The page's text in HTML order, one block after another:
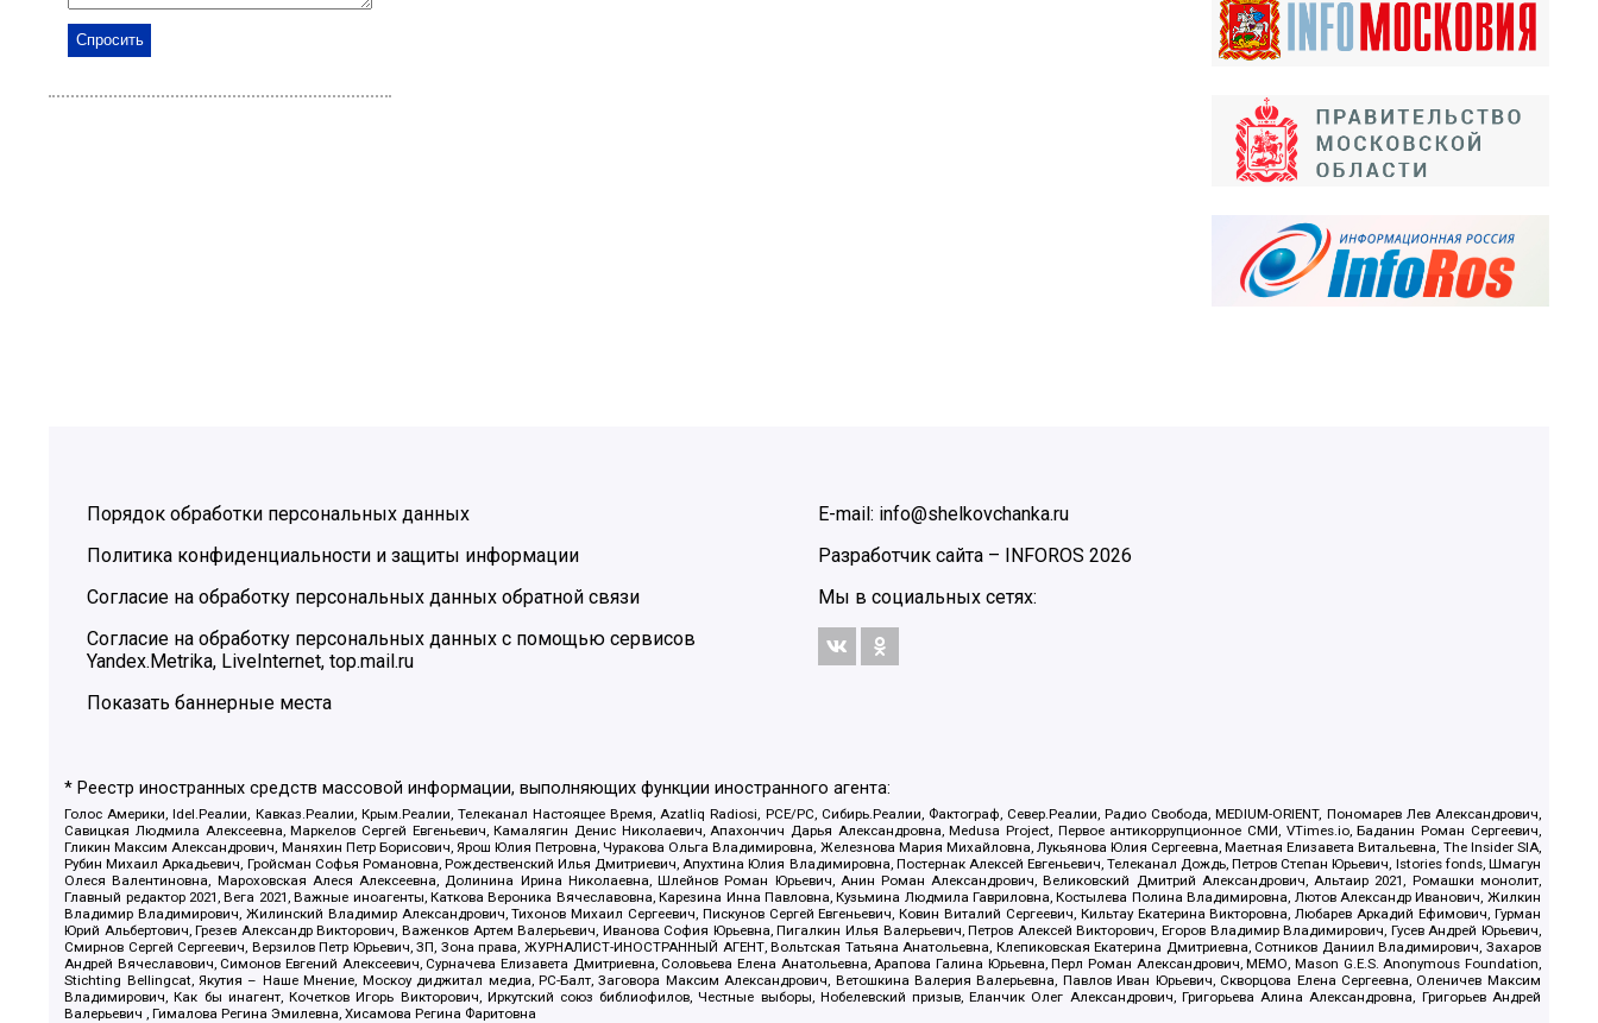
Порядок обработки персональных данных
Политика конфиденциальности и защиты информации
Согласие на обработку персональных данных обратной связи
Согласие на обработку персональных данных с помощью сервисов
Yandex.Metrika, LiveInternet, top.mail.ru
Показать баннерные места
E-mail: info@shelkovchanka.ru
Разработчик сайта –
INFOROS 2026
Мы в социальных сетях:
* Реестр иностранных средств массовой информации, выполняющих функции иностранного агента:
Голос Америки, Idel.Реалии, Кавказ.Реалии, Крым.Реалии, Телеканал Настоящее Время, Azatliq Radiosi, PCE/PC, Сибирь.Реалии, Фактограф, Север.Реалии, Радио Свобода, MEDIUM-ORIENT, Пономарев Лев Александрович,
Савицкая Людмила Алексеевна, Маркелов Сергей Евгеньевич, Камалягин Денис Николаевич, Апахончич Дарья Александровна, Medusa Project, Первое антикоррупционное СМИ, VTimes.io, Баданин Роман Сергеевич,
Гликин Максим Александрович, Маняхин Петр Борисович, Ярош Юлия Петровна, Чуракова Ольга Владимировна, Железнова Мария Михайловна, Лукьянова Юлия Сергеевна, Маетная Елизавета Витальевна, The Insider SIA,
Рубин Михаил Аркадьевич, Гройсман Софья Романовна, Рождественский Илья Дмитриевич, Апухтина Юлия Владимировна, Постернак Алексей Евгеньевич, Телеканал Дождь, Петров Степан Юрьевич, Istories fonds, Шмагун
Олеся Валентиновна, Мароховская Алеся Алексеевна, Долинина Ирина Николаевна, Шлейнов Роман Юрьевич, Анин Роман Александрович, Великовский Дмитрий Александрович, Альтаир 2021, Ромашки монолит,
Главный редактор 2021, Вега 2021, Важные иноагенты, Каткова Вероника Вячеславовна, Карезина Инна Павловна, Кузьмина Людмила Гавриловна, Костылева Полина Владимировна, Лютов Александр Иванович, Жилкин
Владимир Владимирович, Жилинский Владимир Александрович, Тихонов Михаил Сергеевич, Пискунов Сергей Евгеньевич, Ковин Виталий Сергеевич, Кильтау Екатерина Викторовна, Любарев Аркадий Ефимович, Гурман
Юрий Альбертович, Грезев Александр Викторович, Важенков Артем Валерьевич, Иванова София Юрьевна, Пигалкин Илья Валерьевич, Петров Алексей Викторович, Егоров Владимир Владимирович, Гусев Андрей Юрьевич,
Смирнов Сергей Сергеевич, Верзилов Петр Юрьевич, ЗП, Зона права, ЖУРНАЛИСТ-ИНОСТРАННЫЙ АГЕНТ, Вольтская Татьяна Анатольевна, Клепиковская Екатерина Дмитриевна, Сотников Даниил Владимирович, Захаров
Андрей Вячеславович, Симонов Евгений Алексеевич, Сурначева Елизавета Дмитриевна, Соловьева Елена Анатольевна, Арапова Галина Юрьевна, Перл Роман Александрович, МЕМО, Mason G.E.S. Anonymous Foundation,
Stichting Bellingcat, Якутия – Наше Мнение, Москоу диджитал медиа, РС-Балт, Заговора Максим Александрович, Ветошкина Валерия Валерьевна, Павлов Иван Юрьевич, Скворцова Елена Сергеевна, Оленичев Максим
Владимирович, Как бы инагент, Кочетков Игорь Викторович, Иркутский союз библиофилов, Честные выборы, Нобелевский призыв, Еланчик Олег Александрович, Григорьева Алина Александровна, Григорьев Андрей
Валерьевич , Гималова Регина Эмилевна, Хисамова Регина Фаритовна